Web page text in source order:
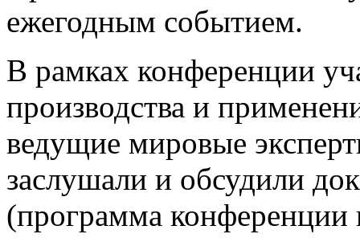
ежегодным событием.
В рамках конференции
производства и
ведущие мировые
заслушали и обсудили
(программа конференции